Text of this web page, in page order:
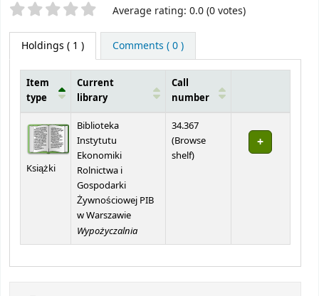
Star ratings Average rating: 0.0 (0 votes)
Holdings ( 1 ) Comments ( 0 )
Item
type
Current
library
Call
number
Książki
Biblioteka
Instytutu
Ekonomiki
Rolnictwa i
Gospodarki
Żywnościowej PIB
w Warszawie
Wypożyczalnia
34.367
(Browse
shelf(Opens below)
)